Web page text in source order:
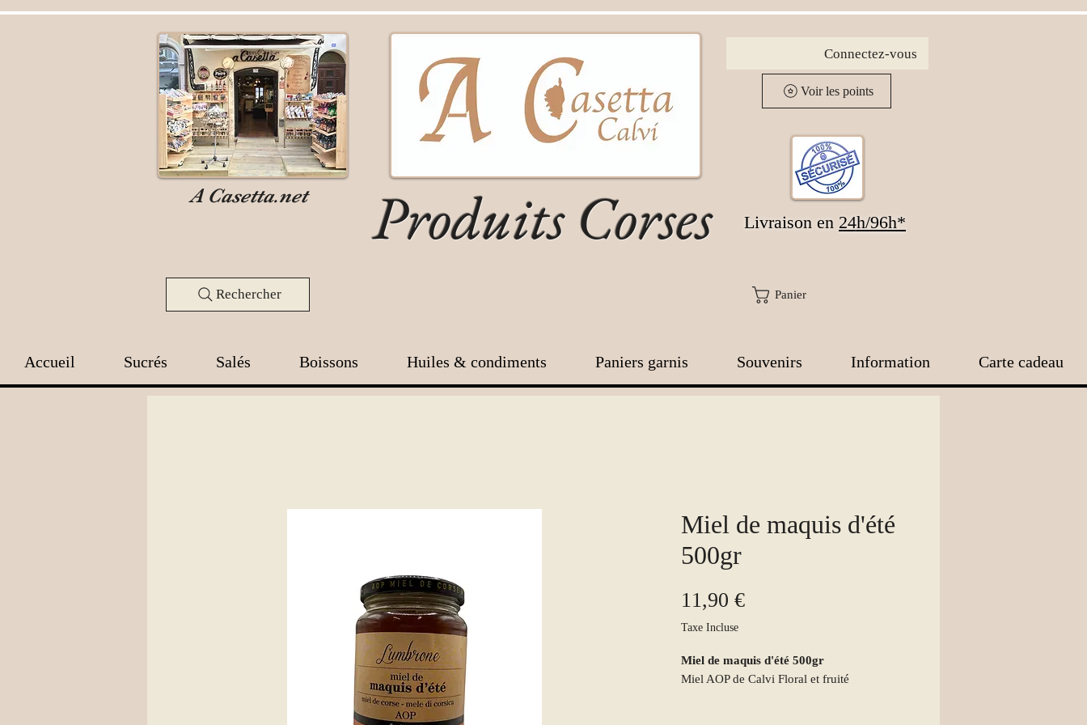
A Casetta.net Produits Corses
Connectez-vous
Voir les points
Livraison en 24h/96h*
Rechercher Panier
Miel de maquis d'été
500gr
11,90 €Prix
Taxe Incluse
Miel de maquis d'été 500gr
Miel AOP de Calvi Floral et fruité
Accueil Sucrés Salés Boissons Huiles & condiments Paniers garnis Souvenirs Information Carte cadeau